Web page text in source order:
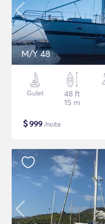
M/Y 48
Gulet
48 ft
15 m
$999 /noite